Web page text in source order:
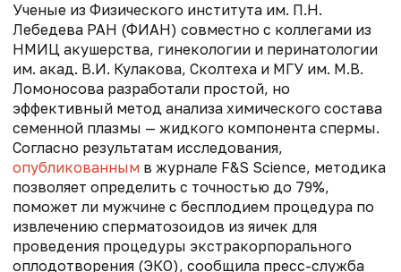
Ученые из Физического института им. П.Н.
Лебедева РАН (ФИАН) совместно с коллегами из
НМИЦ акушерства, гинекологии и перинатологии
им. акад. В.И. Кулакова, Сколтеха и МГУ им. М.В.
Ломоносова разработали простой, но
эффективный метод анализа химического состава
семенной плазмы — жидкого компонента спермы.
Согласно результатам исследования,
опубликованным в журнале F&S Science, методика
позволяет определить с точностью до 79%,
поможет ли мужчине с бесплодием процедура по
извлечению сперматозоидов из яичек для
проведения процедуры экстракорпорального
оплодотворения (ЭКО), сообщила пресс-служба